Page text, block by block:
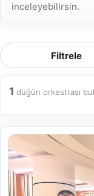
inceleyebilirsin.
Filtrele
1 düğün orkestrası